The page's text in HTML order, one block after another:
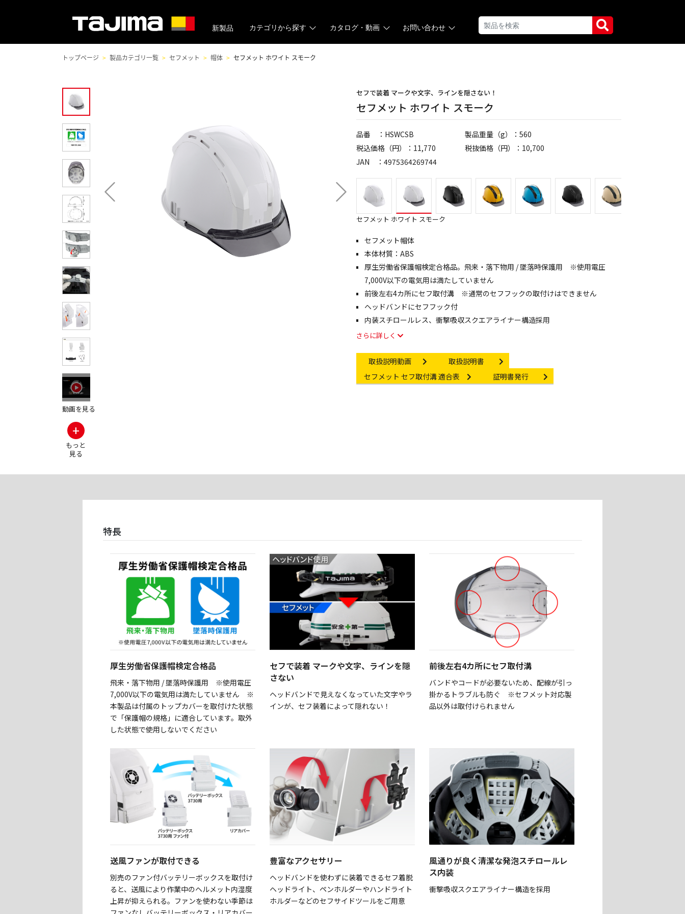
新製品 カテゴリから探す カタログ・動画 お問い合わせ
トップページ 製品カテゴリ一覧 セフメット 帽体 セフメット ホワイト スモーク
動画を見る
+
もっと
見る
その他の製品画像・動画を見る
セフで装着 マークや文字、ラインを隠さない！
セフメット ホワイト スモーク
品番 ：HSWCSB
製品重量（g）：560
税込価格（円）：11,770
税抜価格（円）：10,700
JAN ：4975364269744
セフメット ホワイト スモーク
セフメット帽体
本体材質：ABS
厚生労働省保護帽検定合格品。飛来・落下物用 / 墜落時保護用 ※使用電圧
7,000V以下の電気用は満たしていません
前後左右4カ所にセフ取付溝 ※通常のセフフックの取付けはできません
ヘッドバンドにセフフック付
内装スチロールレス、衝撃吸収スクエアライナー構造採用
さらに詳しく
Instruction video
取扱説明動画 Instruction manual
取扱説明書
Other link
セフメット セフ取付溝 適合表 Certificate Issuance
証明書発行
特長
厚生労働省保護帽検定合格品
飛来・落下物用 / 墜落時保護用 ※使用電圧
7,000V以下の電気用は満たしていません ※
本製品は付属のトップカバーを取付けた状態
で「保護帽の規格」に適合しています。取外
した状態で使用しないでください
セフで装着 マークや文字、ラインを隠
さない
ヘッドバンドで見えなくなっていた文字やラ
インが、セフ装着によって隠れない！
前後左右4カ所にセフ取付溝
バンドやコードが必要ないため、配線が引っ
掛かるトラブルも防ぐ ※セフメット対応製
品以外は取付けられません
送風ファンが取付できる
別売のファン付バッテリーボックスを取付け
ると、送風により作業中のヘルメット内湿度
上昇が抑えられる。ファンを使わない季節は
豊富なアクセサリー
ヘッドバンドを使わずに装着できるセフ着脱
ヘッドライト、ペンホルダーやハンドライト
ホルダーなどのセフサイドツールをご用意
風通りが良く清潔な発泡スチロールレ
ス内装
衝撃吸収スクエアライナー構造を採用